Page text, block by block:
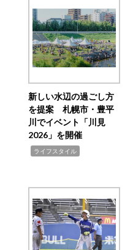
新しい水辺の過ごし方
を提案 札幌市・豊平
川でイベント「川見
2026」を開催
ライフスタイル